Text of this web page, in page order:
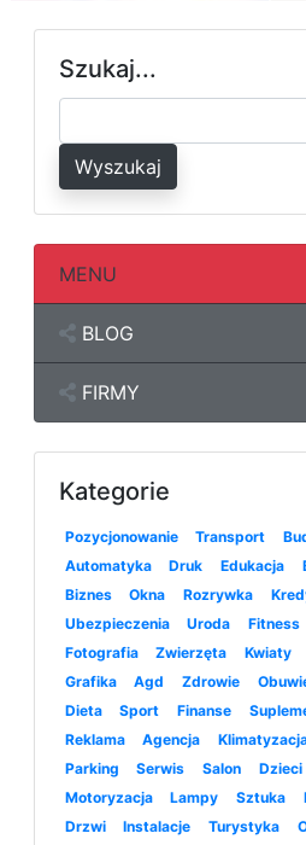
Szukaj...
Wyszukaj
MENU
BLOG
FIRMY
Kategorie
Pozycjonowanie Transport
Automatyka
Druk Edukacja
Biznes
Okna Rozrywka
Ubezpieczenia
Uroda Fitness
Fotografia
Zwierzęta Kwiaty
Grafika
Agd Zdrowie
Dieta
Sport Finanse
Reklama
Agencja
Parking
Serwis Salon Dzieci
Motoryzacja
Lampy Sztuka
Drzwi
Instalacje Turystyka